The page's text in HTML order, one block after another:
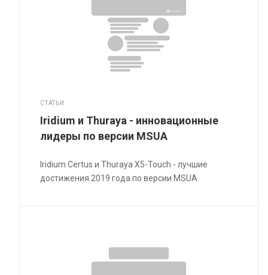
СТАТЬИ
Iridium и Thuraya - инновационные
лидеры по версии MSUA
Iridium Certus и Thuraya X5-Touch - лучшие
достижения 2019 года по версии MSUA